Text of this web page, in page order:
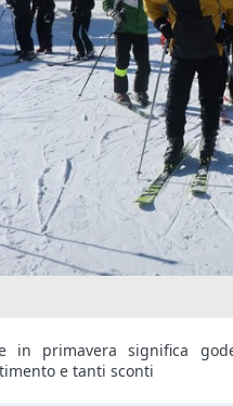
in primavera significa
e tanti sconti